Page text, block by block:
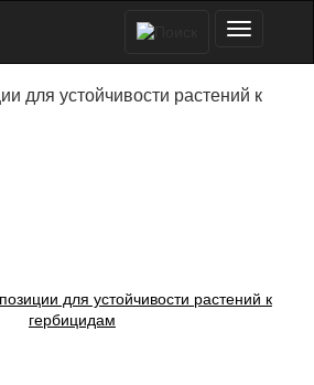
для устойчивости растений к